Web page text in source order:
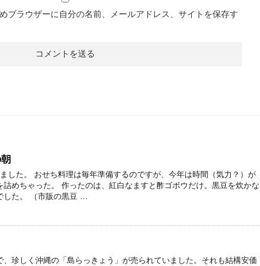
ブラウザーに自分の名前、メールアドレス、サイトを保存す
した。 おせち料理は毎年準備するのですが、今年は時間（気力？）が
詰めちゃった。 作ったのは、紅白なますと酢ゴボウだけ。黒豆を炊かな
した。 （市販の黒豆 …
、珍しく沖縄の「島らっきょう」が売られていました。それも結構安価